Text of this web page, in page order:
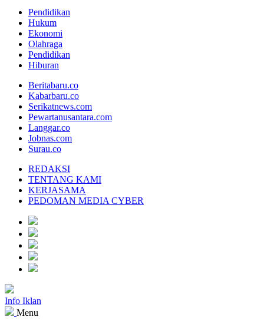
Pendidikan
Hukum
Ekonomi
Olahraga
Pendidikan
Hiburan
Beritabaru.co
Kabarbaru.co
Serikatnews.com
Pewartanusantara.com
Langgar.co
Jobnas.com
Surau.co
REDAKSI
TENTANG KAMI
KERJASAMA
PEDOMAN MEDIA CYBER
Info Iklan
Menu